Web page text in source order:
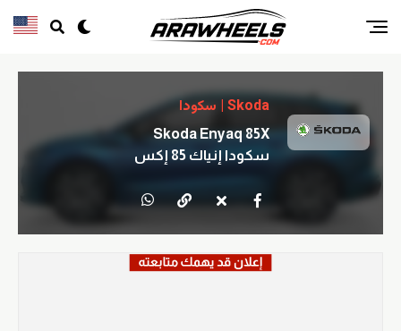
Skoda | سكودا
Skoda Enyaq 85X
سكودا إنياك 85 إكس